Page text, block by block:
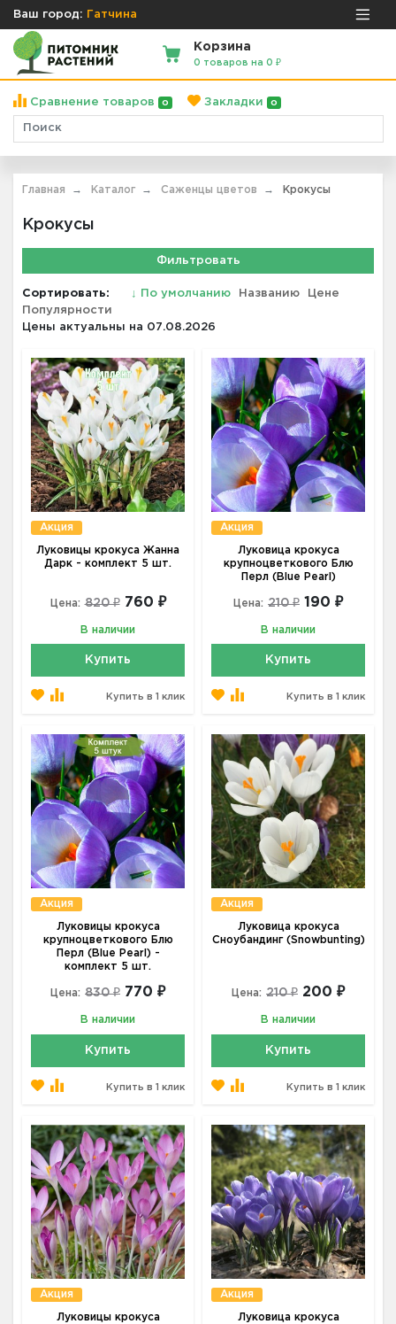
Ваш город: Гатчина
Корзина
0 товаров на 0 ₽
Сравнение товаров 0 Закладки 0
Главная Каталог Саженцы цветов Крокусы
Крокусы
Фильтровать
Сортировать: ↓ По умолчанию Названию
Цене
Популярности
Цены актуальны на 07.08.2026
Акция
Луковицы крокуса Жанна
Дарк - комплект 5 шт.
Цена: 820 ₽ 760 ₽
В наличии
Купить
Купить в 1 клик
Акция
Луковица крокуса
крупноцветкового Блю
Перл (Blue Pearl)
Цена: 210 ₽ 190 ₽
В наличии
Купить
Купить в 1 клик
Акция
Луковицы крокуса
крупноцветкового Блю
Перл (Blue Pearl) -
комплект 5 шт.
Цена: 830 ₽ 770 ₽
В наличии
Купить
Купить в 1 клик
Акция
Луковица крокуса
Сноубандинг (Snowbunting)
Цена: 210 ₽ 200 ₽
В наличии
Купить
Купить в 1 клик
Акция
Луковицы крокуса
Акция
Луковица крокуса